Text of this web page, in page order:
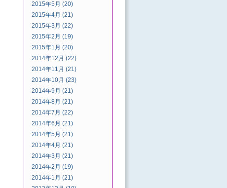
2015年5月 (20)
2015年4月 (21)
2015年3月 (22)
2015年2月 (19)
2015年1月 (20)
2014年12月 (22)
2014年11月 (21)
2014年10月 (23)
2014年9月 (21)
2014年8月 (21)
2014年7月 (22)
2014年6月 (21)
2014年5月 (21)
2014年4月 (21)
2014年3月 (21)
2014年2月 (19)
2014年1月 (21)